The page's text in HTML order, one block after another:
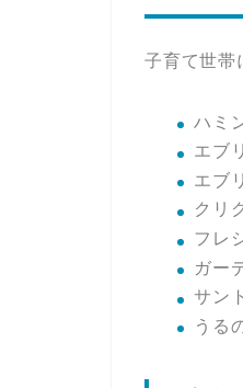
子育て世帯
ハミ
エブ
エブ
クリ
フレ
ガー
サン
うる